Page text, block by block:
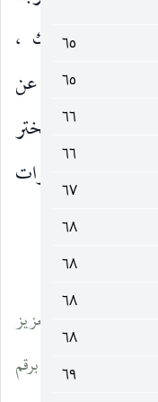
٦٥
٦٥
٦٦
٦٦
٦٧
٦٨
٦٨
٦٨
٦٨
٦٩
تلك المسالك ،
تسليمات تنهل عن
تحيات تتبختر
خصائص دعوات
الحجة السيدعبد العزيز
الطباطبائي. والنسخة محفوظة في مكتبة ملك بطهران ضمن مجمو‎عة برقم